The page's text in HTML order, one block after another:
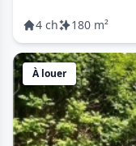
4 ch 180 m²
À louer